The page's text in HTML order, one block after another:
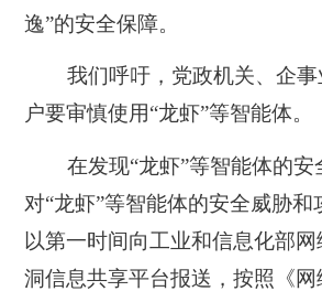
逸”的安全保障。
我们呼吁， 党政机关、企
户要审慎使用“龙虾”等智能体。
在发现“龙虾”等智能体的
对“龙虾”等智能体的安全威胁
以第一时间向工业和信息化部
洞信息共享平台报送，按照《